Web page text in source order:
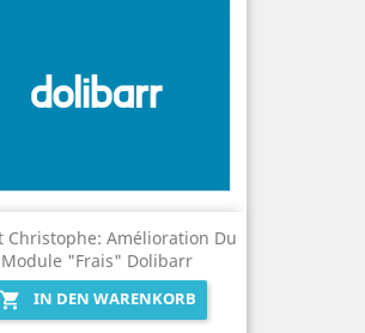
Christophe: Amélioration Du
Module "Frais" Dolibarr

IN DEN WARENKORB